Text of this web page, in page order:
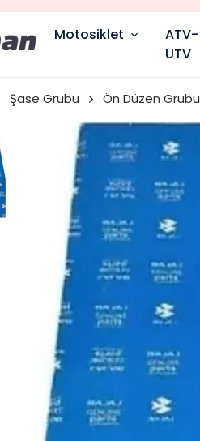
Motosiklet
ATV-
UTV
Şase Grubu Ön Düzen Grubu